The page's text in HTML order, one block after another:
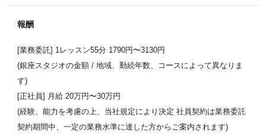
報酬
[業務委託] 1レッスン55分 1790円〜3130円
(銀座スタジオの金額 / 地域、勤続年数、コースによって異なりま
す)
[正社員] 月給 20万円〜30万円
(経験、能力を考慮の上、当社規定により決定 社員契約は業務委託
契約期間中、一定の業務水準に達した方からご案内されます)